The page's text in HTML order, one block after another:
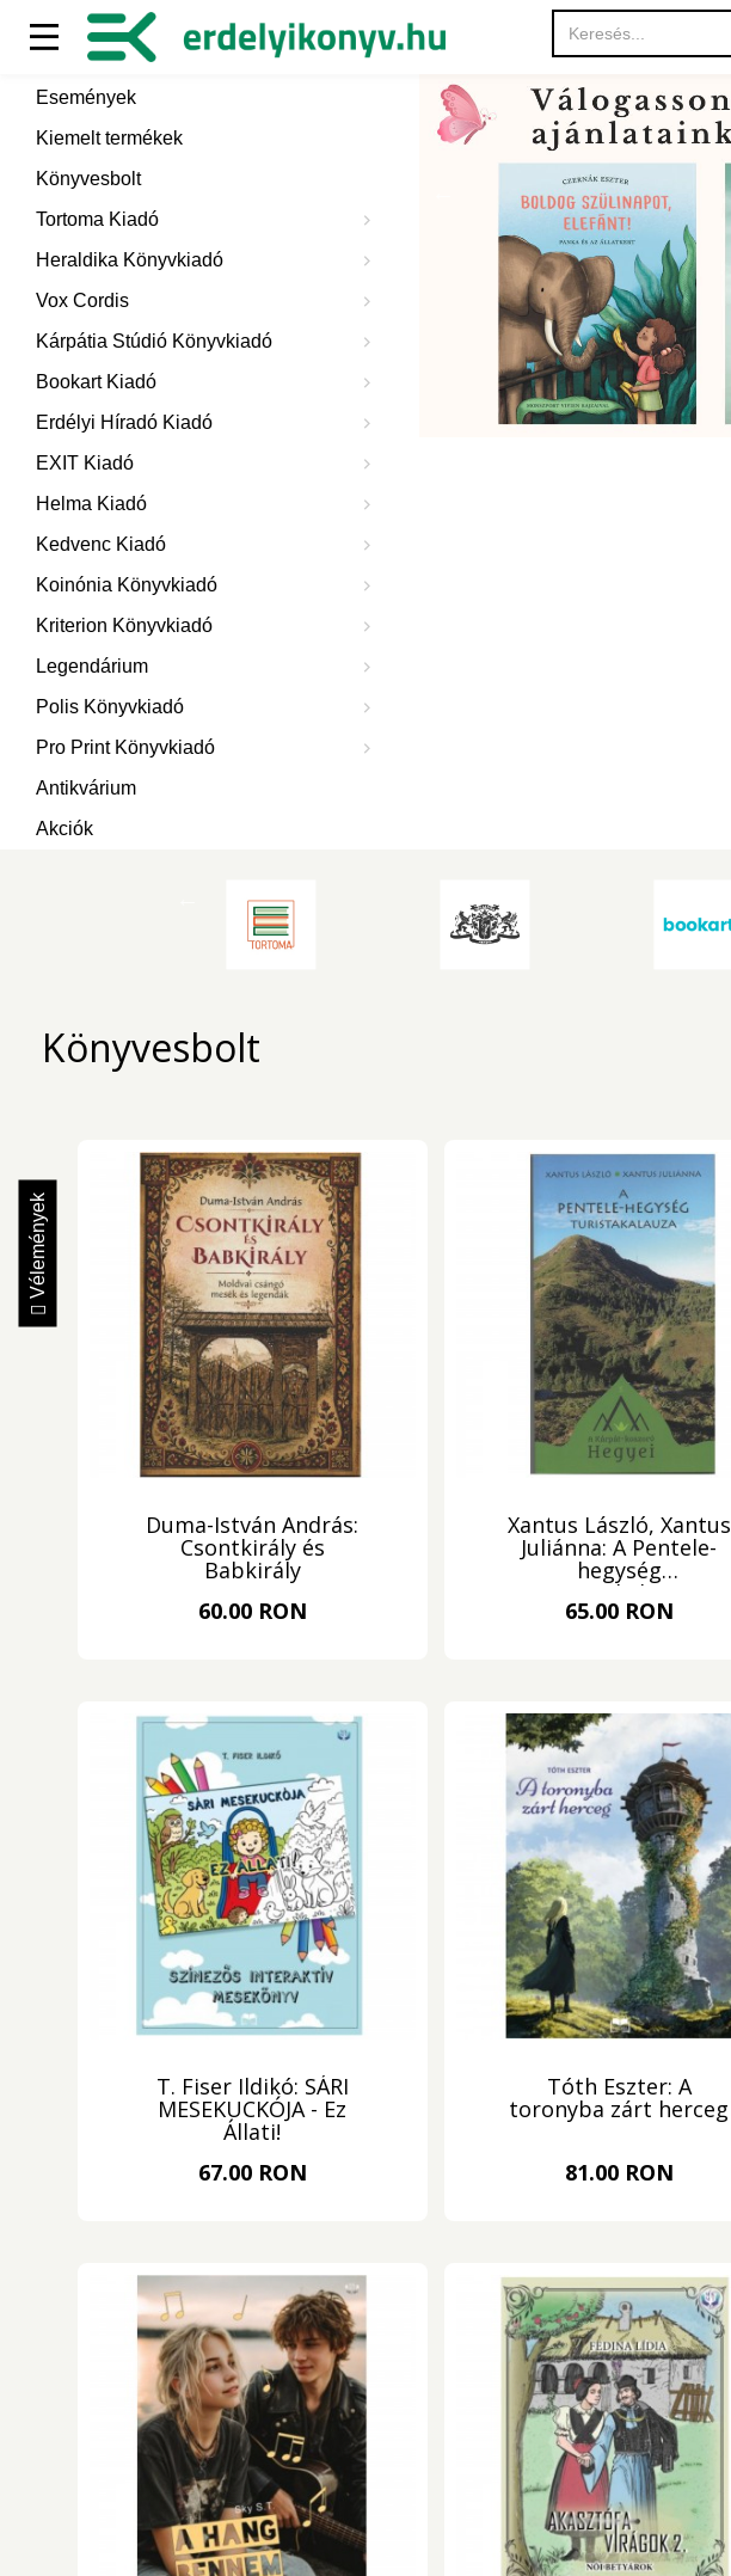
Események
Kiemelt termékek
Könyvesbolt
Tortoma Kiadó
Heraldika Könyvkiadó
Vox Cordis
Kárpátia Stúdió Könyvkiadó
Bookart Kiadó
Erdélyi Híradó Kiadó
EXIT Kiadó
Helma Kiadó
Kedvenc Kiadó
Koinónia Könyvkiadó
Kriterion Könyvkiadó
Legendárium
Polis Könyvkiadó
Pro Print Könyvkiadó
Antikvárium
Akciók
Könyvesbolt
Duma-István András:
Csontkirály és
Babkirály
60.00 RON
Xantus László, Xantus
Juliánna: A Pentele-
hegység
turistakalauza
65.00 RON
T. Fiser Ildikó: SÁRI
MESEKUCKÓJA - Ez
Állati!
67.00 RON
Tóth Eszter: A
toronyba zárt herceg
81.00 RON
Vélemények